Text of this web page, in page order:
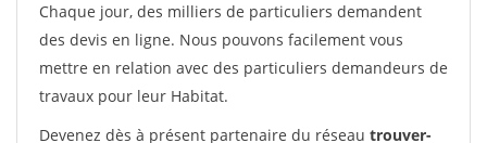
Chaque jour, des milliers de particuliers demandent
des devis en ligne. Nous pouvons facilement vous
mettre en relation avec des particuliers demandeurs de
travaux pour leur Habitat.
Devenez dès à présent partenaire du réseau trouver-